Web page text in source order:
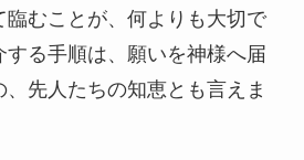
むことが、何よりも大切で
る手順は、願いを神様へ届
先人たちの知恵とも言えま